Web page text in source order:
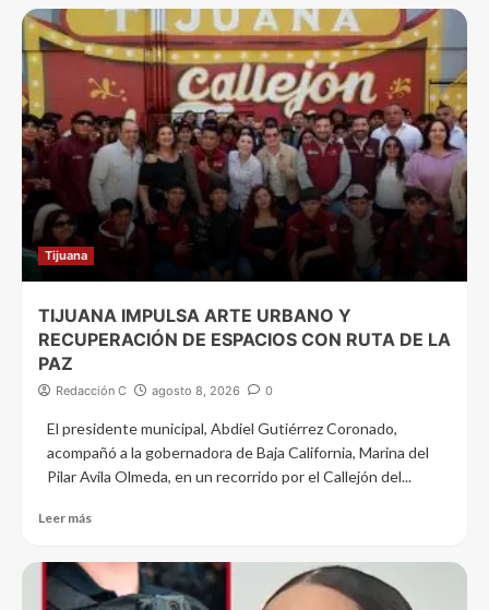
Tijuana
TIJUANA IMPULSA ARTE URBANO Y
RECUPERACIÓN DE ESPACIOS CON RUTA DE LA
PAZ
Redacción C agosto 8, 2026 0
El presidente municipal, Abdiel Gutiérrez Coronado,
acompañó a la gobernadora de Baja California, Marina del
Pilar Avila Olmeda, en un recorrido por el Callejón del...
Leer más